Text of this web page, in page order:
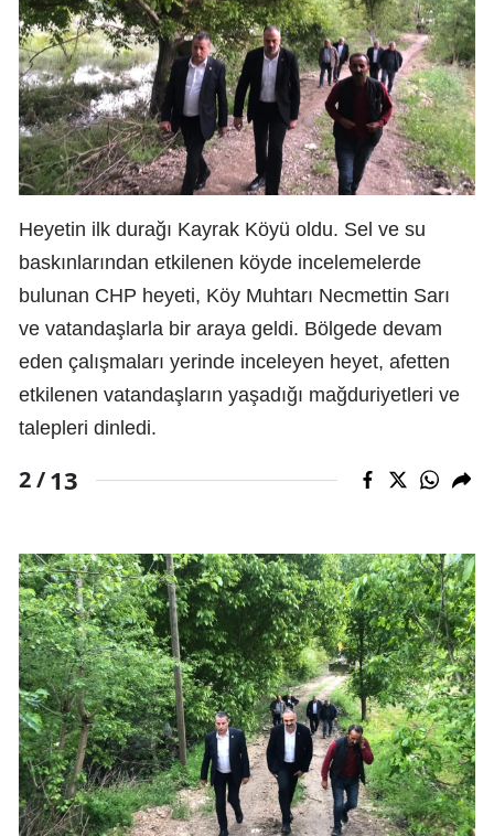
Heyetin ilk durağı Kayrak Köyü oldu. Sel ve su
baskınlarından etkilenen köyde incelemelerde
bulunan CHP heyeti, Köy Muhtarı Necmettin Sarı
ve vatandaşlarla bir araya geldi. Bölgede devam
eden çalışmaları yerinde inceleyen heyet, afetten
etkilenen vatandaşların yaşadığı mağduriyetleri ve
talepleri dinledi.
2 /13